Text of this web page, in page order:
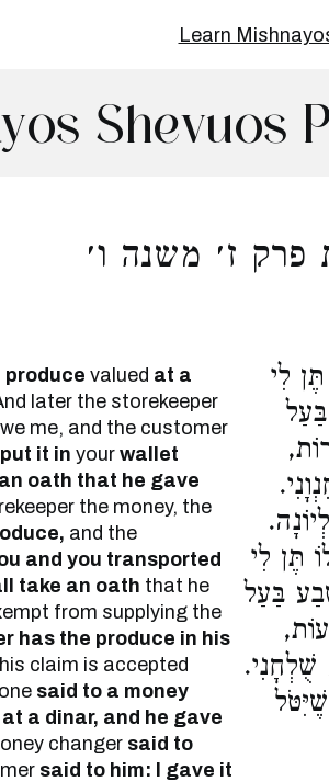
Learn
Shevuos
פרק ז׳ משנה ו׳
produce valued at a
later the storekeeper
me, and the customer
it in your wallet
oath that he gave
the money, the
and the
and you transported
take an oath that he
from supplying the
has the produce in his
claim is accepted
said to a money
at a dinar, and he gave
changer said to
said to him: I gave it
לִי
תֶּן לִי
בַּעַל